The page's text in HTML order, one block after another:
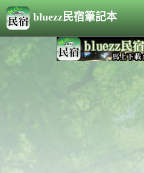
bluezz民宿筆記本